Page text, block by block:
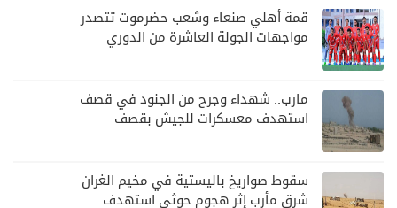
قمة أهلي صنعاء وشعب حضرموت تتصدر
مواجهات الجولة العاشرة من الدوري
مارب.. شهداء وجرح من الجنود في قصف
استهدف معسكرات للجيش بقصف
سقوط صواريخ باليستية في مخيم الغران
شرق مأرب إثر هجوم حوثي استهدف